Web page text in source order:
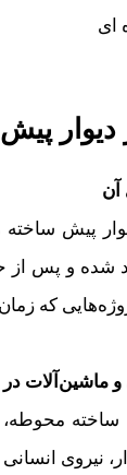
دیوار
آن
پیش
شده و پس
که
و ماشین‌آلات
ساخته
انسانی